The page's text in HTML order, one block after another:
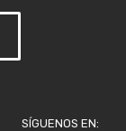
SÍGUENOS EN: